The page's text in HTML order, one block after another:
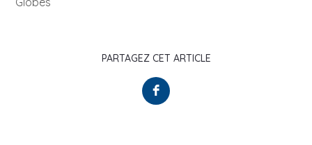
PARTAGEZ CET ARTICLE